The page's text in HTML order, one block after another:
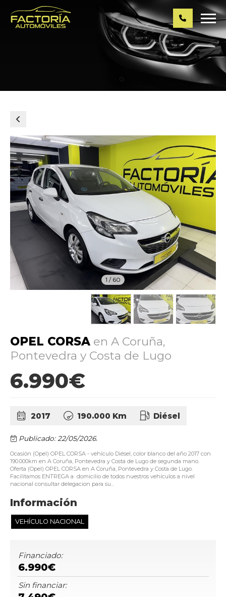
1 / 60
OPEL CORSA en A Coruña,
Pontevedra y Costa de Lugo
6.990€
2017 190.000 Km Diésel
Publicado: 22/05/2026.
Ocasión (Opel) OPEL CORSA - vehículo Diésel, color blanco del año 2017 con
190.000km en A Coruña, Pontevedra y Costa de Lugo de segunda mano.
Oferta (Opel) OPEL CORSA en A Coruña, Pontevedra y Costa de Lugo.
Facilitamos ENTREGA a domicilio de todos nuestros vehículos a nivel
nacional consultar delegacion para su...
Información
VEHÍCULO NACIONAL
Financiado:
6.990€
Sin financiar: